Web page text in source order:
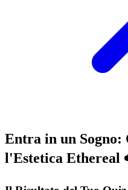
Entra in un Sogno:
l'Estetica Ethereal